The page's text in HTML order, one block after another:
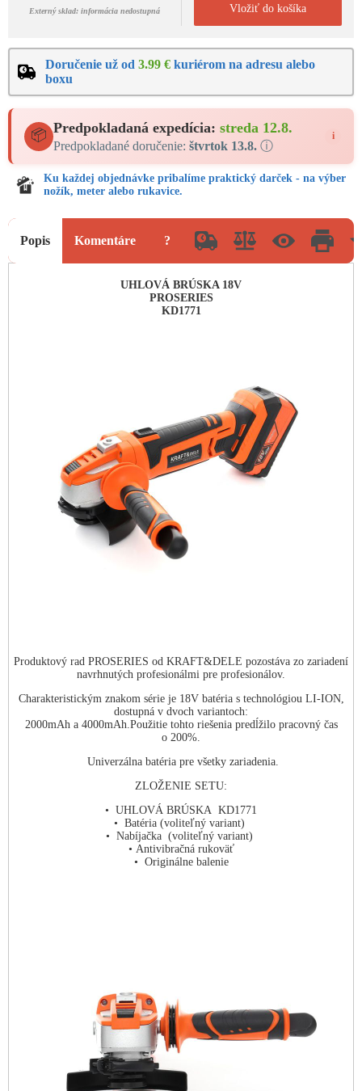
Externý sklad: informácia nedostupná Vložiť do košíka
Doručenie už od 3.99 € kuriérom na adresu alebo
boxu
📦 Predpokladaná expedícia: streda 12.8.
Predpokladané doručenie: štvrtok 13.8. ⓘ
i
Ku každej objednávke pribalíme praktický darček - na výber
nožík, meter alebo rukavice.
Popis Komentáre ?
UHLOVÁ BRÚSKA 18V
PROSERIES
KD1771
Produktový rad PROSERIES od KRAFT&DELE pozostáva zo zariadení
navrhnutých profesionálmi pre profesionálov.
Charakteristickým znakom série je 18V batéria s technológiou LI-ION,
dostupná v dvoch variantoch:
2000mAh a 4000mAh.Použitie tohto riešenia predĺžilo pracovný čas
o 200%.
Univerzálna batéria pre všetky zariadenia.
ZLOŽENIE SETU:
• UHLOVÁ BRÚSKA KD1771
• Batéria (voliteľný variant)
• Nabíjačka (voliteľný variant)
• Antivibračná rukoväť
• Originálne balenie